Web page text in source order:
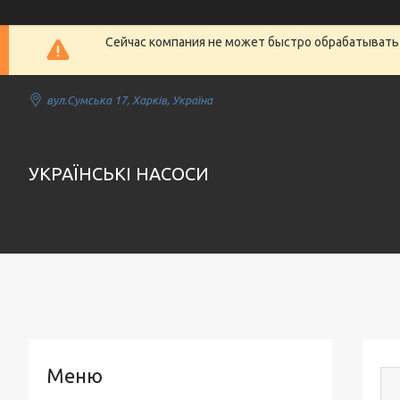
Сейчас компания не может быстро
вул.Сумська 17, Харків, Україна
УКРАЇНСЬКІ НАСОСИ